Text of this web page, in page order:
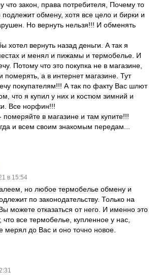
что закон, права потребителя, Почему то
обмену, хотя все цело и бирки и
Но вернуть нельзя!!! И обменять
хотел вернуть назад деньги. А так я
и менял и пижамы и термобелье. И
Потому что это покупка не в магазине,
померять, а в интернет магазине. Тут
покупателям!!! А так по факту Вас шлют
что я купил у них и костюм зимний и
Все норфин!!!
померяйте в магазине и там купите!!!
и всем своим знакомым передам...
в 15:54
но любое термобелье обмену и
по законодательству. Только на
можете отказаться от него. И именно это
что все термобелье, купленное у нас,
мерял до Вас и оно точно новое.